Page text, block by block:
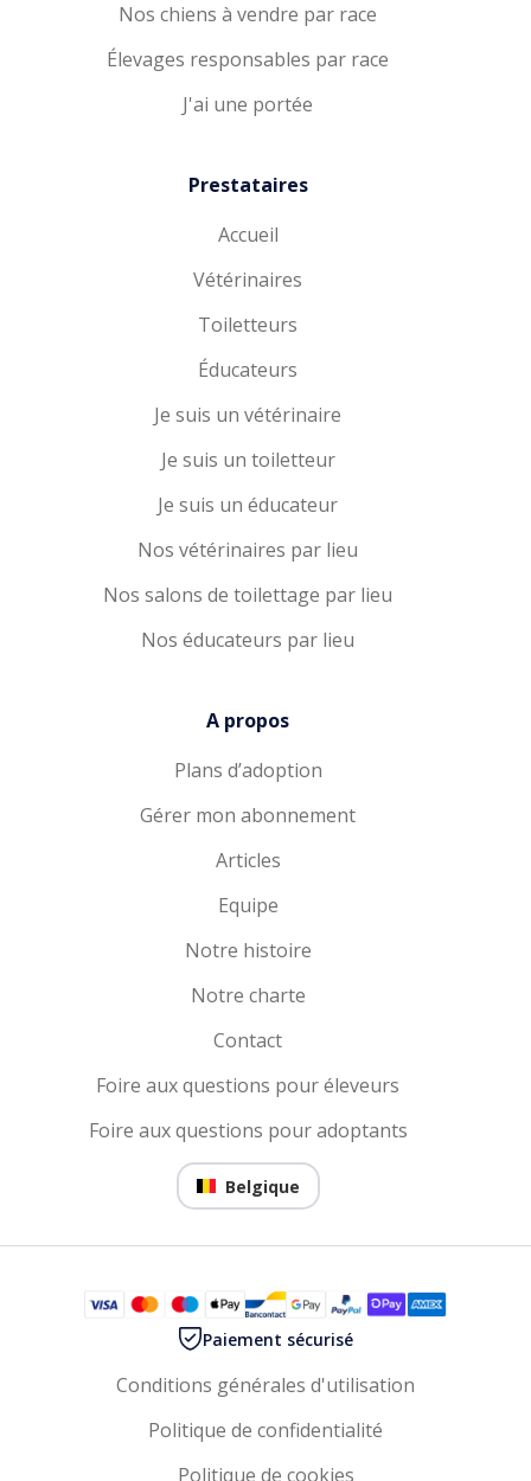
Nos chiens à vendre par race
Élevages responsables par race
J'ai une portée
Prestataires
Accueil
Vétérinaires
Toiletteurs
Éducateurs
Je suis un vétérinaire
Je suis un toiletteur
Je suis un éducateur
Nos vétérinaires par lieu
Nos salons de toilettage par lieu
Nos éducateurs par lieu
A propos
Plans d’adoption
Gérer mon abonnement
Articles
Equipe
Notre histoire
Notre charte
Contact
Foire aux questions pour éleveurs
Foire aux questions pour adoptants
Belgique
Paiement sécurisé
Conditions générales d'utilisation
Politique de confidentialité
Politique de cookies